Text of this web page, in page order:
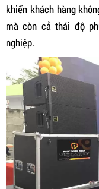
khiến khách hàng
mà còn cả thái độ
nghiệp.